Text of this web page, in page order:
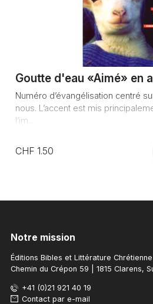
Goutte d'eau «Aimé» en
Numéro d’évangélisation centré
nous. L’accent est mis
l’im...
CHF 1.50
Notre mission
Éditions Bibles et Littérature Chrétienne
Chemin du Crépon 59 | 1815 Clarens,
+41 (0)21 921 40 19
Contact par e-mail